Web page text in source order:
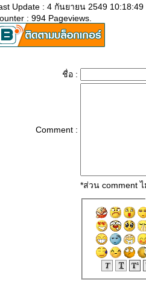
Update : 4 กันยายน 2549 10:18:49
: 994 Pageviews.
ชื่อ :
Comment :
*ส่วน comment